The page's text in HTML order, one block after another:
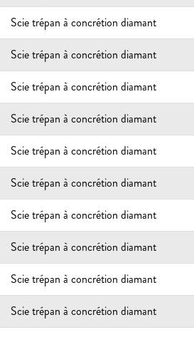
Scie trépan à concrétion diamant
Scie trépan à concrétion diamant
Scie trépan à concrétion diamant
Scie trépan à concrétion diamant
Scie trépan à concrétion diamant
Scie trépan à concrétion diamant
Scie trépan à concrétion diamant
Scie trépan à concrétion diamant
Scie trépan à concrétion diamant
Scie trépan à concrétion diamant